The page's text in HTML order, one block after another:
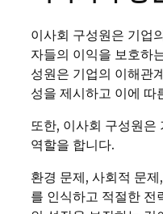
이사회 구성원은 기업
자들의 이익을 보호하
성원은 기업의 이해관
성을 제시하고 이에 따
또한, 이사회 구성원
역할을 합니다.
환경 문제, 사회적 문
를 인식하고 적절한 전